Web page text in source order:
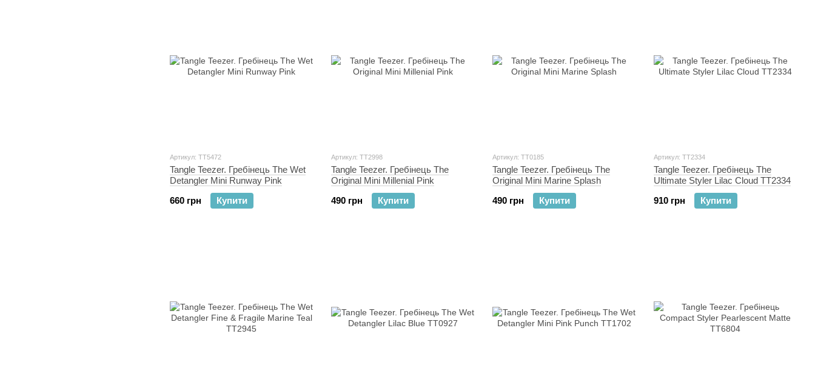
Артикул: TT5472
Tangle Teezer. Гребінець The Wet
Detangler Mini Runway Pink
660 грн
Купити
Артикул: ТТ2998
Tangle Teezer. Гребінець The
Original Mini Millenial Pink
490 грн
Купити
Артикул: TT0185
Tangle Teezer. Гребінець The
Original Mini Marine Splash
490 грн
Купити
Артикул: TT2334
Tangle Teezer. Гребінець The
Ultimate Styler Lilac Cloud TT2334
910 грн
Купити